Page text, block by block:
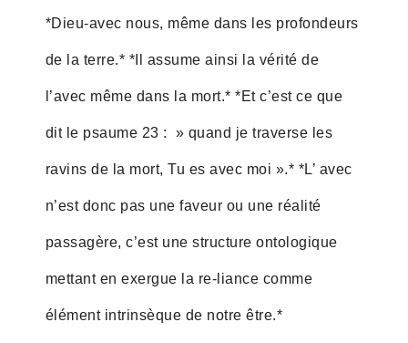
*Dieu-avec nous, même dans les profondeurs
de la terre.* *Il assume ainsi la vérité de
l’avec même dans la mort.* *Et c’est ce que
dit le psaume 23 : » quand je traverse les
ravins de la mort, Tu es avec moi ».* *L’ avec
n’est donc pas une faveur ou une réalité
passagère, c’est une structure ontologique
mettant en exergue la re-liance comme
élément intrinsèque de notre être.*